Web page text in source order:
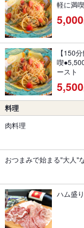
軽に満
5,000
【150
喫
ースト
5,500
料理
肉料理
おつまみで始まる"大人"
ハム盛